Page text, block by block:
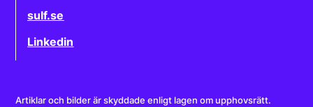
sulf.se
Linkedin
Artiklar och bilder är skyddade enligt lagen om upphovsrätt.